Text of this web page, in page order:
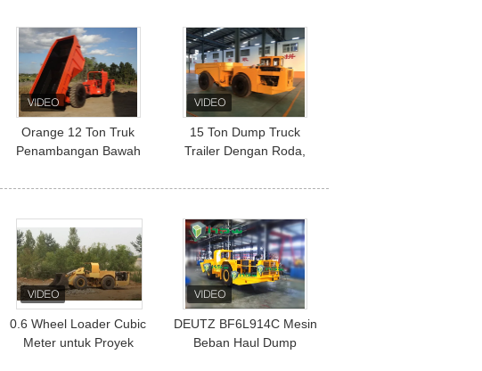
Orange 12 Ton Truk
Penambangan Bawah
Pengeboran Penambang
15 Ton Dump Truck
Trailer Dengan Roda,
Truck
0.6 Wheel Loader Cubic
Meter untuk Proyek
DEUTZ BF6L914C Mesin
Beban Haul Dump